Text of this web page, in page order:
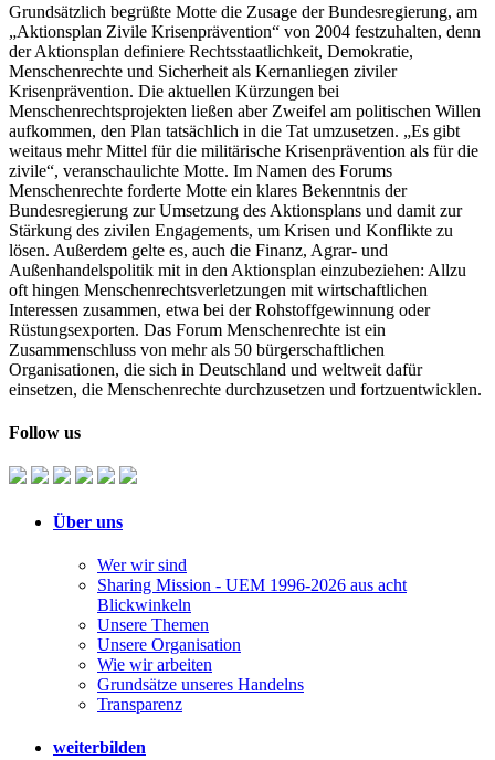
Grundsätzlich begrüßte Motte die Zusage der Bundesregierung, am
„Aktionsplan Zivile Krisenprävention“ von 2004 festzuhalten, denn
der Aktionsplan definiere Rechtsstaatlichkeit, Demokratie,
Menschenrechte und Sicherheit als Kernanliegen ziviler
Krisenprävention. Die aktuellen Kürzungen bei
Menschenrechtsprojekten ließen aber Zweifel am politischen Willen
aufkommen, den Plan tatsächlich in die Tat umzusetzen. „Es gibt
weitaus mehr Mittel für die militärische Krisenprävention als für die
zivile“, veranschaulichte Motte. Im Namen des Forums
Menschenrechte forderte Motte ein klares Bekenntnis der
Bundesregierung zur Umsetzung des Aktionsplans und damit zur
Stärkung des zivilen Engagements, um Krisen und Konflikte zu
lösen. Außerdem gelte es, auch die Finanz, Agrar- und
Außenhandelspolitik mit in den Aktionsplan einzubeziehen: Allzu
oft hingen Menschenrechtsverletzungen mit wirtschaftlichen
Interessen zusammen, etwa bei der Rohstoffgewinnung oder
Rüstungsexporten. Das Forum Menschenrechte ist ein
Zusammenschluss von mehr als 50 bürgerschaftlichen
Organisationen, die sich in Deutschland und weltweit dafür
einsetzen, die Menschenrechte durchzusetzen und fortzuentwicklen.
Follow us
Über uns
Wer wir sind
Sharing Mission - UEM 1996-2026 aus acht
Blickwinkeln
Unsere Themen
Unsere Organisation
Wie wir arbeiten
Grundsätze unseres Handelns
Transparenz
weiterbilden